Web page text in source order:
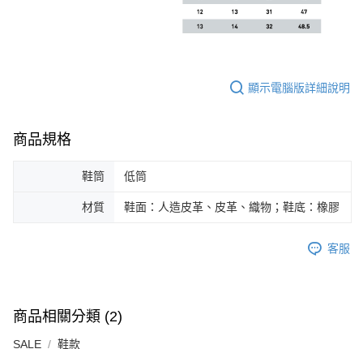
顯示電腦版詳細說明
商品規格
鞋筒 低筒
材質 鞋面：人造皮革、皮革、織物；鞋底：橡膠
客服
商品相關分類 (2)
SALE 鞋款